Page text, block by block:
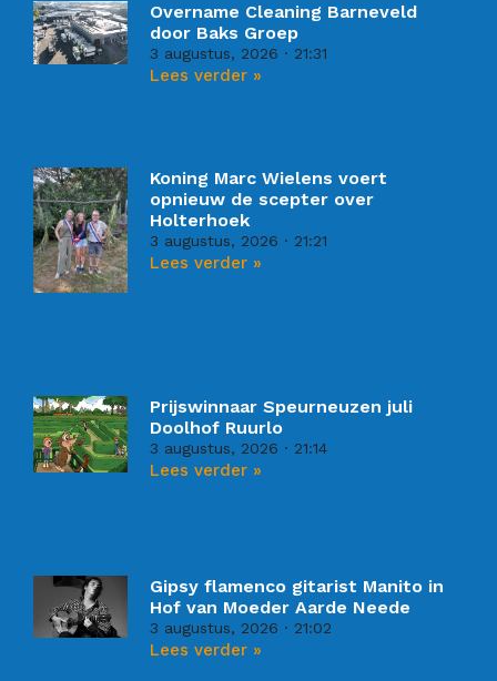
Overname Cleaning Barneveld
door Baks Groep
3 augustus, 2026 21:31
Lees verder »
Koning Marc Wielens voert
opnieuw de scepter over
Holterhoek
3 augustus, 2026 21:21
Lees verder »
Prijswinnaar Speurneuzen juli
Doolhof Ruurlo
3 augustus, 2026 21:14
Lees verder »
Gipsy flamenco gitarist Manito in
Hof van Moeder Aarde Neede
3 augustus, 2026 21:02
Lees verder »